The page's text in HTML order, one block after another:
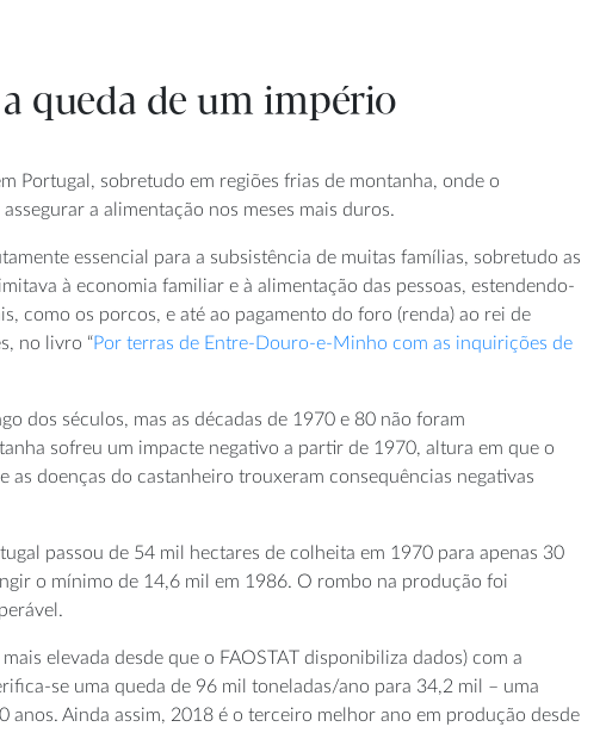
queda de um império
Portugal, sobretudo em regiões frias de montanha, onde o
a alimentação nos meses mais duros.
essencial para a subsistência de muitas famílias, sobretudo as
à economia familiar e à alimentação das pessoas, estendendo-
como os porcos, e até ao pagamento do foro (renda) ao rei de
no livro “Por terras de Entre-Douro-e-Minho com as inquirições de
dos séculos, mas as décadas de 1970 e 80 não foram
sofreu um impacte negativo a partir de 1970, altura em que o
as doenças do castanheiro trouxeram consequências negativas
passou de 54 mil hectares de colheita em 1970 para apenas 30
o mínimo de 14,6 mil em 1986. O rombo na produção foi
elevada desde que o FAOSTAT disponibiliza dados) com a
se uma queda de 96 mil toneladas/ano para 34,2 mil – uma
anos. Ainda assim, 2018 é o terceiro melhor ano em produção desde